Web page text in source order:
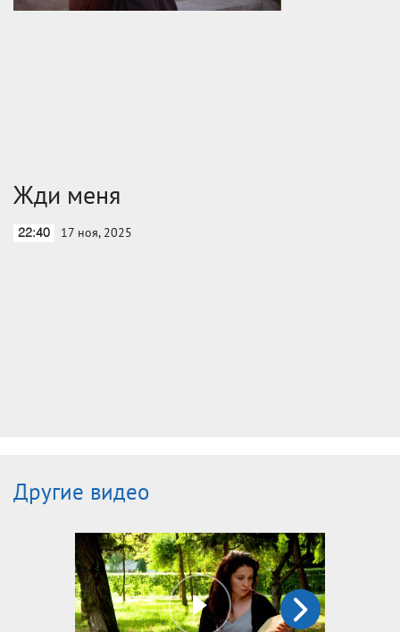
Жди меня
22:40 17 ноя, 2025
Другие видео